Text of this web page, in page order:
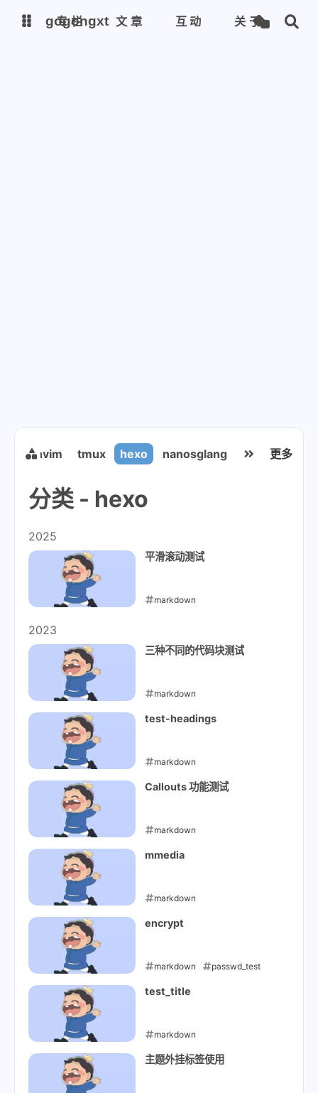
gogongxt
nvim tmux hexo nanosglang sglang更多
分类 - hexo
2025
平滑滚动测试
markdown
2023
三种不同的代码块测试
markdown
2023-11-04
test-headings
markdown
2023-10-31
Callouts 功能测试
markdown
2023-01-31
mmedia
markdown
2023-01-29
encrypt
markdown passwd_test
2023-01-25
test_title
markdown
2023-01-25
主题外挂标签使用
gogongxt
专栏 文章 互动 关于